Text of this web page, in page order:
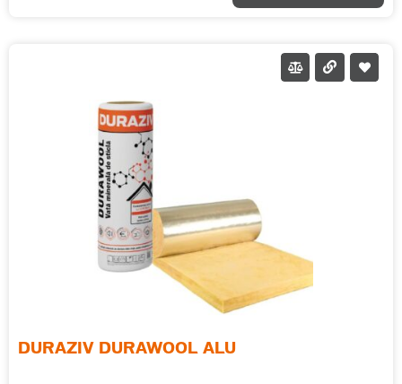
DURAZIV DURAWOOL ALU